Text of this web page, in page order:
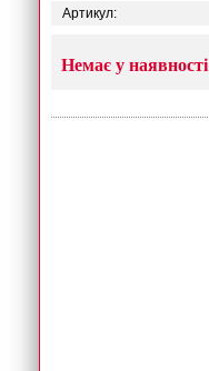
Артикул:
Немає у наявності